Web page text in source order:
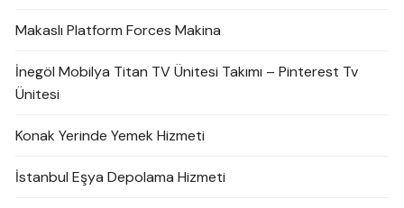
Makaslı Platform Forces Makina
İnegöl Mobilya Titan TV Ünitesi Takımı – Pinterest Tv
Ünitesi
Konak Yerinde Yemek Hizmeti
İstanbul Eşya Depolama Hizmeti